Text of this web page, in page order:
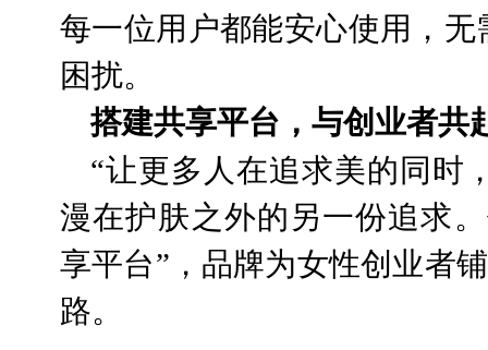
每一位用户都能安心使用，无
困扰。
搭建共享平台，与创业者共
“让更多人在追求美的同时
漫在护肤之外的另一份追求
享平台”，品牌为女性创业者
路。